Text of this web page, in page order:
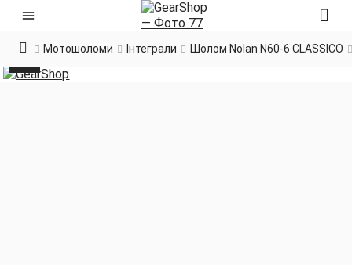
Мотошоломи Інтеграли Шолом Nolan N60-6 CLASSICO